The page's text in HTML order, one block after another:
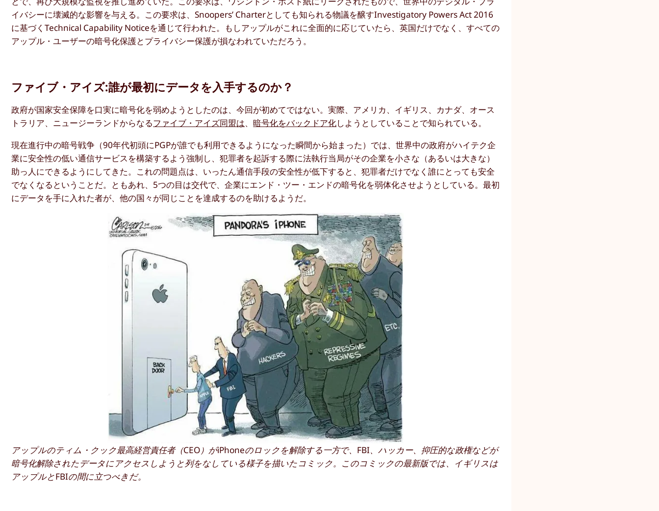
イバシーに壊滅的な影響を与える。この要求は、Snoopers’ Charterとしても知られる物議を醸すInvestigatory Powers Act 2016
に基づくTechnical Capability Noticeを通じて行われた。もしアップルがこれに全面的に応じていたら、英国だけでなく、すべての
アップル・ユーザーの暗号化保護とプライバシー保護が損なわれていただろう。
ファイブ・アイズ:誰が最初にデータを入手するのか？
政府が国家安全保障を口実に暗号化を弱めようとしたのは、今回が初めてではない。実際、アメリカ、イギリス、カナダ、オース
トラリア、ニュージーランドからなるファイブ・アイズ同盟は、 暗号化をバックドア化しようとしていることで知られている。
現在進行中の暗号戦争（90年代初頭にPGPが誰でも利用できるようになった瞬間から始まった）では、世界中の政府がハイテク企
業に安全性の低い通信サービスを構築するよう強制し、犯罪者を起訴する際に法執行当局がその企業を小さな（あるいは大きな）
助っ人にできるようにしてきた。これの問題点は、いったん通信手段の安全性が低下すると、犯罪者だけでなく誰にとっても安全
でなくなるということだ。ともあれ、5つの目は交代で、企業にエンド・ツー・エンドの暗号化を弱体化させようとしている。最初
にデータを手に入れた者が、他の国々が同じことを達成するのを助けるようだ。
アップルのティム・クック最高経営責任者（CEO）がiPhoneのロックを解除する一方で、FBI、ハッカー、抑圧的な政権などが
暗号化解除されたデータにアクセスしようと列をなしている様子を描いたコミック。このコミックの最新版では、イギリスは
アップルとFBIの間に立つべきだ。